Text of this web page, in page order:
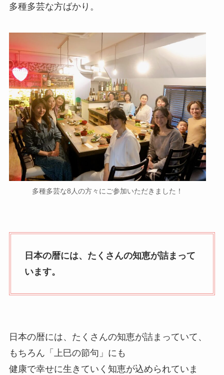
多種多芸な方ばかり。
多種多芸な8人の方々にご参加いただきました！
日本の暦には、たくさんの知恵が詰まって
います。
日本の暦には、たくさんの知恵が詰まっていて、
もちろん「上巳の節句」にも
健康で幸せに生きていく知恵が込められていま